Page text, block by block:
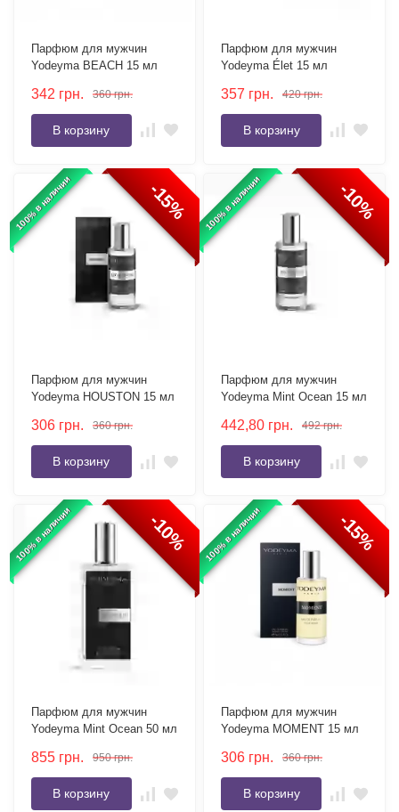
Парфюм для мужчин
Yodeyma BEACH 15 мл
342 грн. 360 грн.
В корзину
Парфюм для мужчин
Yodeyma Élet 15 мл
357 грн. 420 грн.
В корзину
100% в наличии -15%
Парфюм для мужчин
Yodeyma HOUSTON 15 мл
306 грн. 360 грн.
В корзину
100% в наличии -10%
Парфюм для мужчин
Yodeyma Mint Ocean 15 мл
442,80 грн. 492 грн.
В корзину
100% в наличии -10%
Парфюм для мужчин
Yodeyma Mint Ocean 50 мл
855 грн. 950 грн.
В корзину
100% в наличии -15%
Парфюм для мужчин
Yodeyma MOMENT 15 мл
306 грн. 360 грн.
В корзину